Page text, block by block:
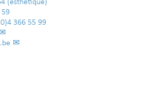
(esthétique)
59
366 55 99